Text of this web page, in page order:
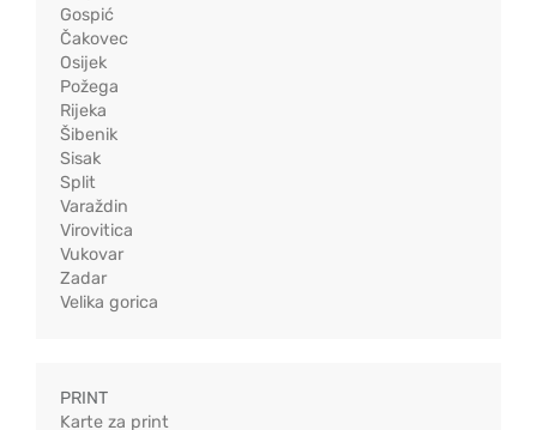
Gospić
Čakovec
Osijek
Požega
Rijeka
Šibenik
Sisak
Split
Varaždin
Virovitica
Vukovar
Zadar
Velika gorica
PRINT
Karte za print